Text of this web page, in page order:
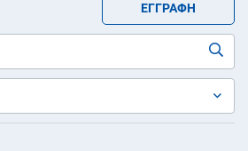
ΕΓΓΡΑΦΉ